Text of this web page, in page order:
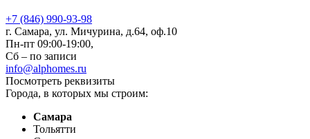
+7 (846) 990-93-98
г. Самара, ул. Мичурина, д.64, оф.10
Пн-пт 09:00-19:00,
Сб – по записи
info@alphomes.ru
Посмотреть реквизиты
Города, в которых мы строим:
Самара
Тольятти